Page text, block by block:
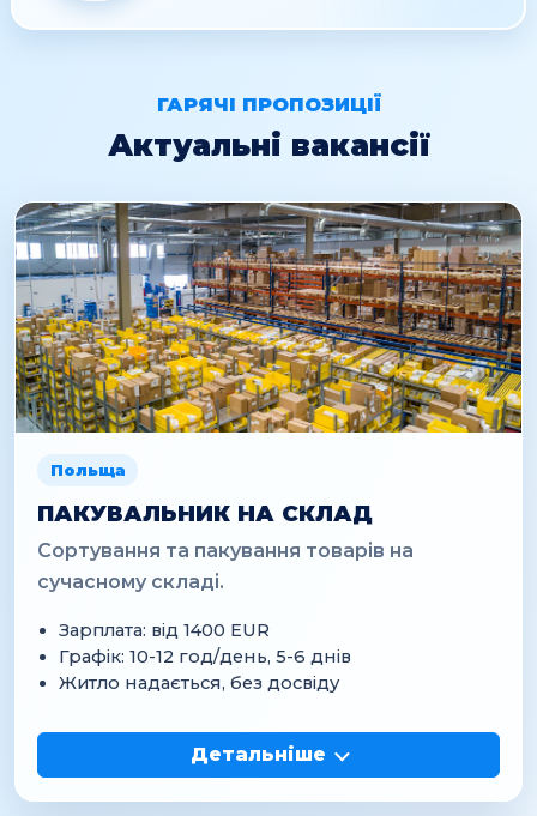
ГАРЯЧІ ПРОПОЗИЦІЇ
Актуальні вакансії
Польща
ПАКУВАЛЬНИК НА СКЛАД
Сортування та пакування товарів на
сучасному складі.
Зарплата: від 1400 EUR
Графік: 10-12 год/день, 5-6 днів
Житло надається, без досвіду
Детальніше